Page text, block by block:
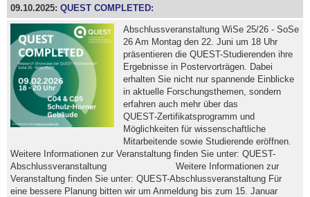
09.10.2025:QUEST COMPLETED:
Abschlussveranstaltung WiSe 25/26 - SoSe
26 Am Montag den 22. Juni um 18 Uhr
präsentieren die QUEST-Studierenden ihre
Ergebnisse in Postervorträgen. Dabei
erhalten Sie nicht nur spannende Einblicke
in aktuelle Forschungsthemen, sondern
erfahren auch mehr über das
QUEST‑Zertifikatsprogramm und
Möglichkeiten für wissenschaftliche
Mitarbeitende sowie Studierende eröffnen.
Weitere Informationen zur Veranstaltung finden Sie unter: QUEST-
Abschlussveranstaltung Weitere Informationen zur
Veranstaltung finden Sie unter: QUEST-Abschlussveranstaltung Für
eine bessere Planung bitten wir um Anmeldung bis zum 15. Januar